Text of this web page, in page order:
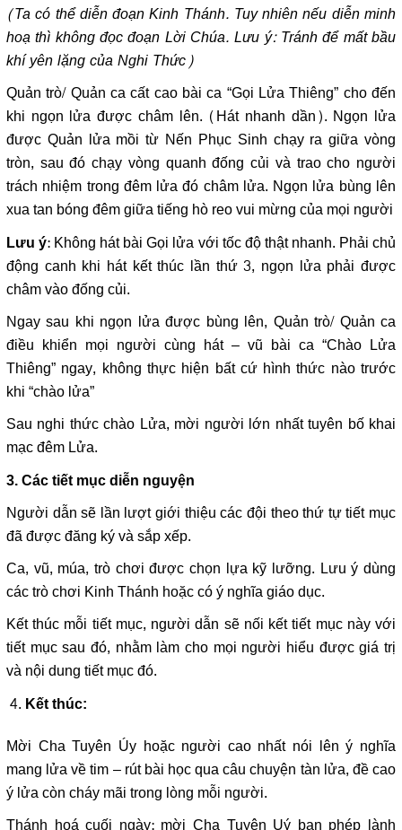
(Ta có thể diễn đoạn Kinh Thánh. Tuy nhiên nếu diễn minh
hoạ thì không đọc đoạn Lời Chúa. Lưu ý: Tránh để mất bầu
khí yên lặng của Nghi Thức)
Quản trò/ Quản ca cất cao bài ca “Gọi Lửa Thiêng” cho đến
khi ngọn lửa được châm lên. (Hát nhanh dần). Ngọn lửa
được Quản lửa mồi từ Nến Phục Sinh chạy ra giữa vòng
tròn, sau đó chạy vòng quanh đống củi và trao cho người
trách nhiệm trong đêm lửa đó châm lửa. Ngọn lửa bùng lên
xua tan bóng đêm giữa tiếng hò reo vui mừng của mọi người
Lưu ý: Không hát bài Gọi lửa với tốc độ thật nhanh. Phải chủ
động canh khi hát kết thúc lần thứ 3, ngọn lửa phải được
châm vào đống củi.
Ngay sau khi ngọn lửa được bùng lên, Quản trò/ Quản ca
điều khiển mọi người cùng hát – vũ bài ca “Chào Lửa
Thiêng” ngay, không thực hiện bất cứ hình thức nào trước
khi “chào lửa”
Sau nghi thức chào Lửa, mời người lớn nhất tuyên bố khai
mạc đêm Lửa.
3. Các tiết mục diễn nguyện
Người dẫn sẽ lần lượt giới thiệu các đội theo thứ tự tiết mục
đã được đăng ký và sắp xếp.
Ca, vũ, múa, trò chơi được chọn lựa kỹ lưỡng. Lưu ý dùng
các trò chơi Kinh Thánh hoặc có ý nghĩa giáo dục.
Kết thúc mỗi tiết mục, người dẫn sẽ nối kết tiết mục này với
tiết mục sau đó, nhằm làm cho mọi người hiểu được giá trị
và nội dung tiết mục đó.
Kết thúc:
Mời Cha Tuyên Úy hoặc người cao nhất nói lên ý nghĩa
mang lửa về tim – rút bài học qua câu chuyện tàn lửa, đề cao
ý lửa còn cháy mãi trong lòng mỗi người.